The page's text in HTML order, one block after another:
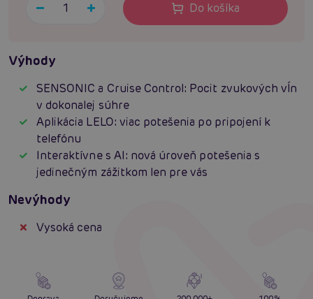
Do košíka
Výhody
SENSONIC a Cruise Control: Pocit zvukových vĺn
v dokonalej súhre
Aplikácia LELO: viac potešenia po pripojení k
telefónu
Interaktívne s AI: nová úroveň potešenia s
jedinečným zážitkom len pre vás
Nevýhody
Vysoká cena